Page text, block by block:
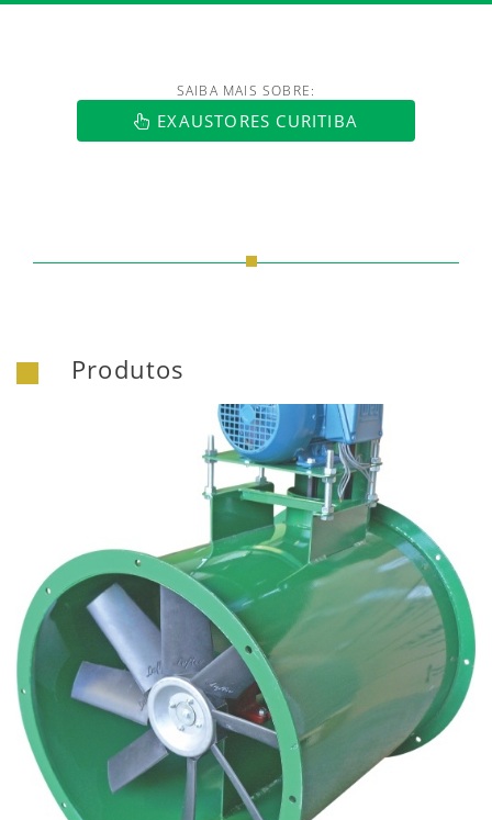
https://www.luftmaxi.com.br/
SAIBA MAIS SOBRE:
EXAUSTORES CURITIBA
Produtos